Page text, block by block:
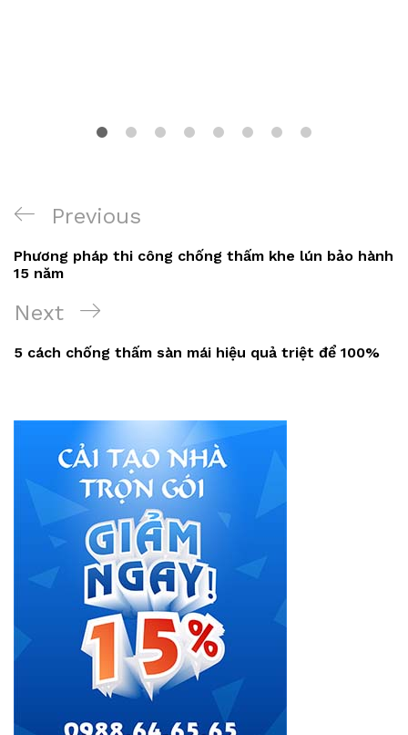
Điều
hướng
bài
viết
Previous
Post
Previous
Phương pháp thi công chống thấm khe lún bảo hành
15 năm
Next
Post
Next
5 cách chống thấm sàn mái hiệu quả triệt để 100%